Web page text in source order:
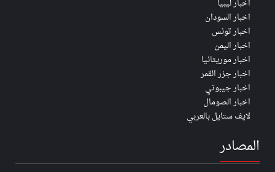
اخبار ليبيا
اخبار السودان
اخبار تونس
اخبار اليمن
اخبار موريتانيا
اخبار جزر القمر
اخبار جيبوتي
اخبار الصومال
لايف ستايل بالعربي
المصادر